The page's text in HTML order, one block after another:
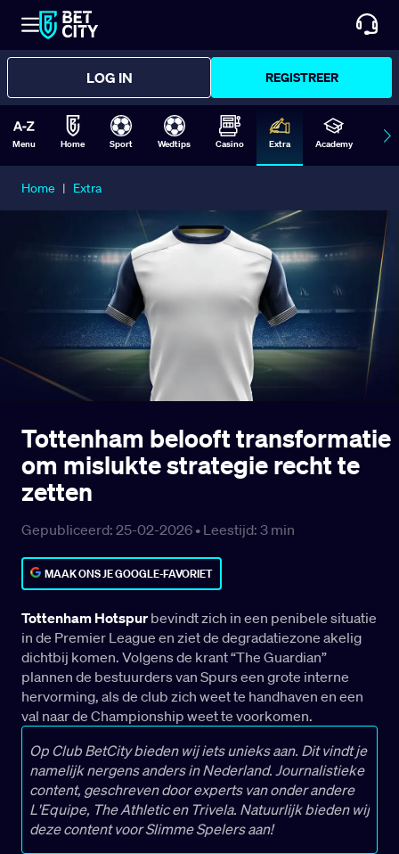
LOG IN REGISTREER
Menu Home Sport Wedtips Casino Extra Academy
Home | Extra
Tottenham belooft transformatie
om mislukte strategie recht te
zetten
Gepubliceerd: 25-02-2026 • Leestijd: 3 min
MAAK ONS JE GOOGLE-FAVORIET
Tottenham Hotspur bevindt zich in een penibele situatie
in de Premier League en ziet de degradatiezone akelig
dichtbij komen. Volgens de krant “The Guardian”
plannen de bestuurders van Spurs een grote interne
hervorming, als de club zich weet te handhaven en een
val naar de Championship weet te voorkomen.
Op Club BetCity bieden wij iets unieks aan. Dit vindt je
namelijk nergens anders in Nederland. Journalistieke
content, geschreven door experts van onder andere
L'Equipe, The Athletic en Trivela. Natuurlijk bieden wij
deze content voor Slimme Spelers aan!